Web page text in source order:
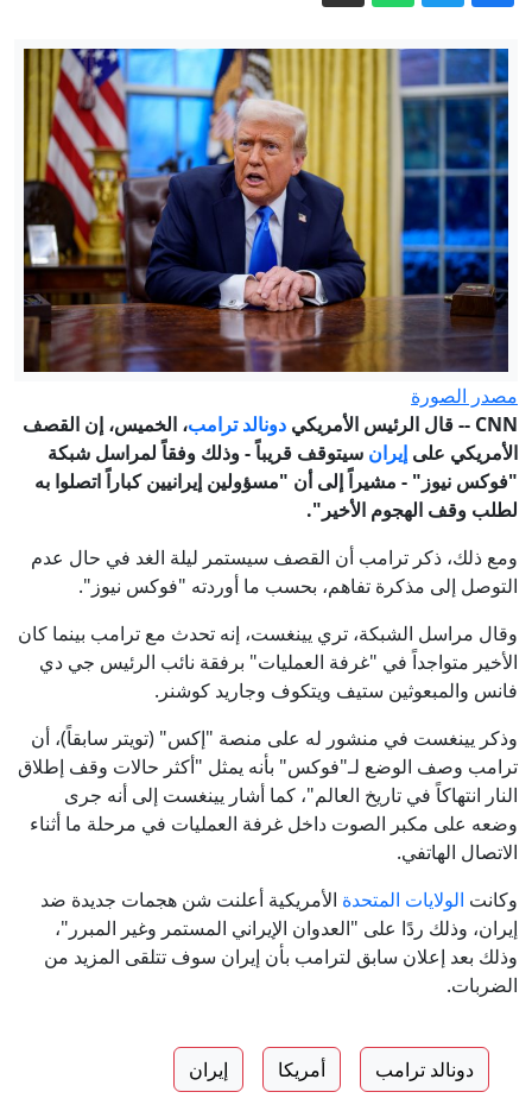
لترمب تشعل الجدل
سباق الزمن بين واشنطن وطهران.. من
يحسم الصراع في مضيق هرمز؟
5 أسئلة حول اتفاقية مكة.. هل تمثل نواة
لـ"ناتو إسلامي"؟
الدفاع الروسية: تحرير بلدتين في دونيتسك
إيران مباشر.. خامنئي يلتقي بزشكيان
وعراقجي يتحدث عن تبادل رسائل مع
مصدر الصورة
CNN -- قال الرئيس الأمريكي
دونالد ترامب، الخميس، إن القصف
الأمريكي على إيران سيتوقف قريباً - وذلك وفقاً لمراسل شبكة
"فوكس نيوز" - مشيراً إلى أن "مسؤولين إيرانيين كباراً اتصلوا به
لطلب وقف الهجوم الأخير".
ومع ذلك، ذكر ترامب أن القصف سيستمر ليلة الغد في حال عدم
التوصل إلى مذكرة تفاهم، بحسب ما أوردته "فوكس نيوز".
وقال مراسل الشبكة، تري يينغست، إنه تحدث مع ترامب بينما كان
الأخير متواجداً في "غرفة العمليات" برفقة نائب الرئيس جي دي
فانس والمبعوثين ستيف ويتكوف وجاريد كوشنر.
وذكر يينغست في منشور له على منصة "إكس" (تويتر سابقاً)، أن
ترامب وصف الوضع لـ"فوكس" بأنه يمثل "أكثر حالات وقف إطلاق
النار انتهاكاً في تاريخ العالم"، كما أشار يينغست إلى أنه جرى
وضعه على مكبر الصوت داخل غرفة العمليات في مرحلة ما أثناء
الاتصال الهاتفي.
وكانت الولايات المتحدة الأمريكية أعلنت شن هجمات جديدة ضد
إيران، وذلك ردًا على "العدوان الإيراني المستمر وغير المبرر"،
وذلك بعد إعلان سابق لترامب بأن إيران سوف تتلقى المزيد من
الضربات.
دونالد ترامب أمريكا إيران